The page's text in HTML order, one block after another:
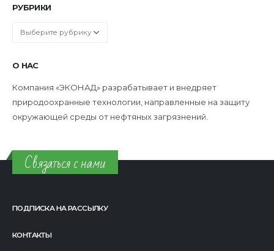
РУБРИКИ
Рубрики
О НАС
Компания «ЭКОНАД» разрабатывает и внедряет
природоохранные технологии, направленные на защиту
окружающей среды от нефтяных загрязнений.
Связаться с нами
ПОДПИСКА НА РАССЫЛКУ
КОНТАКТЫ